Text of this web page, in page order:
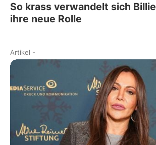
So krass verwandelt sich
ihre neue Rolle
Artikel -